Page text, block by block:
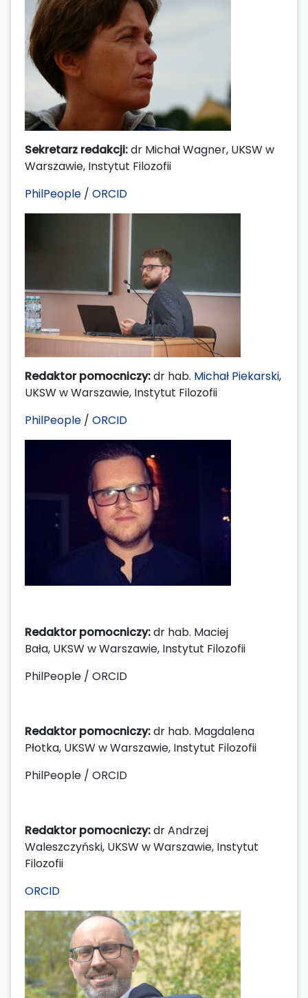
Sekretarz redakcji:dr Michał Wagner, UKSW w
Warszawie, Instytut Filozofii
PhilPeople / ORCID
Redaktor pomocniczy:dr hab. Michał Piekarski,
UKSW w Warszawie, Instytut Filozofii
PhilPeople / ORCID
Redaktor pomocniczy:dr hab. Maciej
Bała, UKSW w Warszawie, Instytut Filozofii
PhilPeople / ORCID
Redaktor pomocniczy:dr hab. Magdalena
Płotka, UKSW w Warszawie, Instytut Filozofii
PhilPeople / ORCID
Redaktor pomocniczy:dr Andrzej
Waleszczyński, UKSW w Warszawie, Instytut
Filozofii
ORCID